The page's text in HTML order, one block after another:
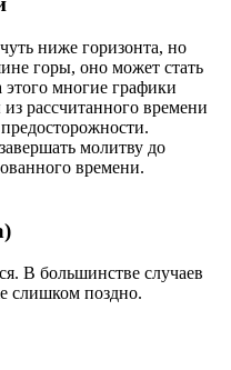
ниже горизонта, но
горы, оно может стать
многие графики
рассчитанного времени
молитву до
времени.
В большинстве случаев
слишком поздно.